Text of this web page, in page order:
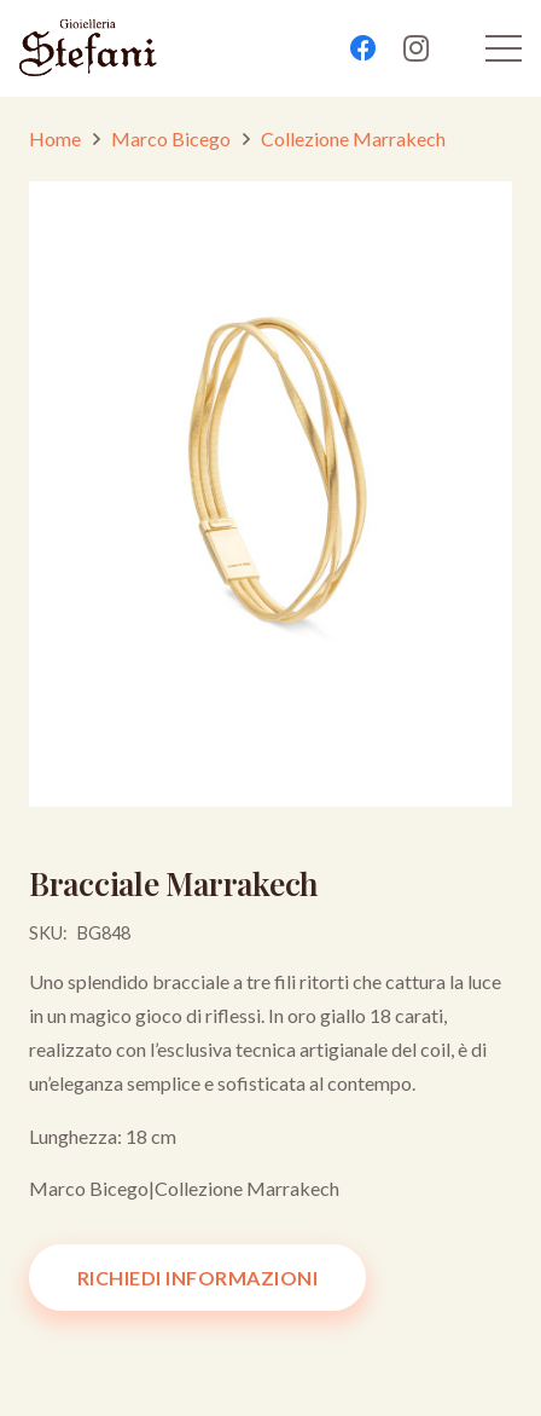
Home Marco Bicego Collezione Marrakech
Bracciale Marrakech
SKU: BG848
Uno splendido bracciale a tre fili ritorti che cattura la luce
in un magico gioco di riflessi. In oro giallo 18 carati,
realizzato con l’esclusiva tecnica artigianale del coil, è di
un’eleganza semplice e sofisticata al contempo.
Lunghezza: 18 cm
Marco Bicego|Collezione Marrakech
RICHIEDI INFORMAZIONI